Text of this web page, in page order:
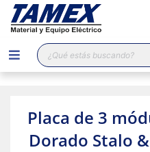
Búsqueda
de
productos
Placa de 3
Dorado Stalo